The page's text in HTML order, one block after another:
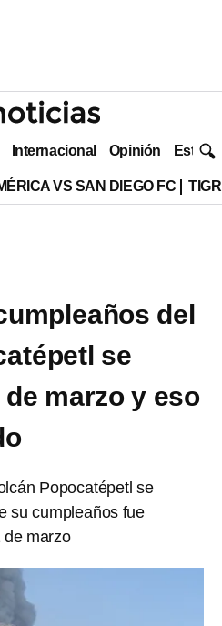
Internacional Opinión Estilo
VS SAN DIEGO FC
del
se
marzo y eso
Popocatépetl se
su cumpleaños fue
de marzo